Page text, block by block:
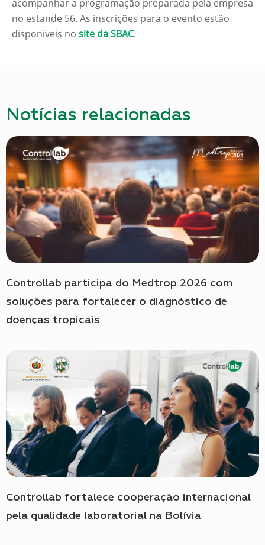
acompanhar a programação preparada pela empresa
no estande 56. As inscrições para o evento estão
disponíveis no site da SBAC.
Notícias relacionadas
Controllab participa do Medtrop 2026 com
soluções para fortalecer o diagnóstico de
doenças tropicais
Controllab fortalece cooperação internacional
pela qualidade laboratorial na Bolívia